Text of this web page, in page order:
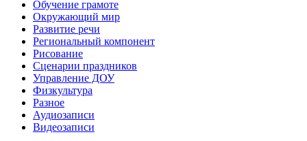
Обучение грамоте
Окружающий мир
Развитие речи
Региональный компонент
Рисование
Сценарии праздников
Управление ДОУ
Физкультура
Разное
Аудиозаписи
Видеозаписи